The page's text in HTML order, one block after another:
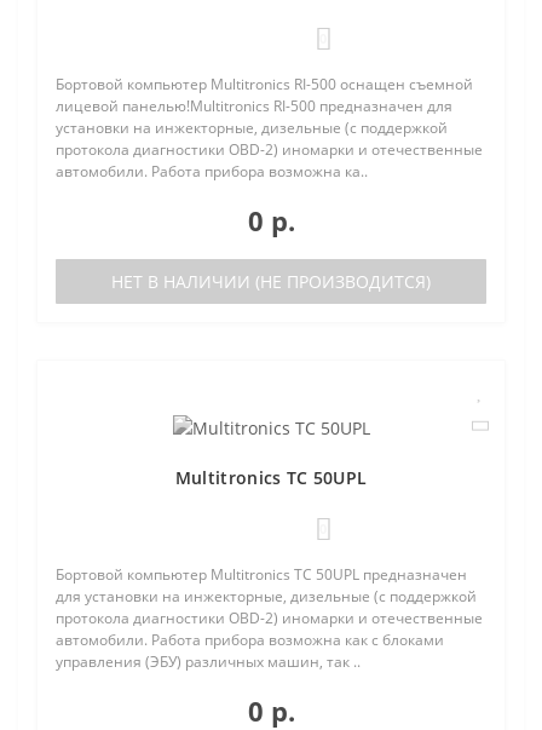
Бортовой компьютер Multitronics RI-500 оснащен съемной
лицевой панелью!Multitronics RI-500 предназначен для
установки на инжекторные, дизельные (с поддержкой
протокола диагностики OBD-2) иномарки и отечественные
автомобили. Работа прибора возможна ка..
0 р.
НЕТ В НАЛИЧИИ (НЕ ПРОИЗВОДИТСЯ)
Multitronics TC 50UPL
Бортовой компьютер Multitronics TC 50UPL предназначен
для установки на инжекторные, дизельные (с поддержкой
протокола диагностики OBD-2) иномарки и отечественные
автомобили. Работа прибора возможна как с блоками
управления (ЭБУ) различных машин, так ..
0 р.